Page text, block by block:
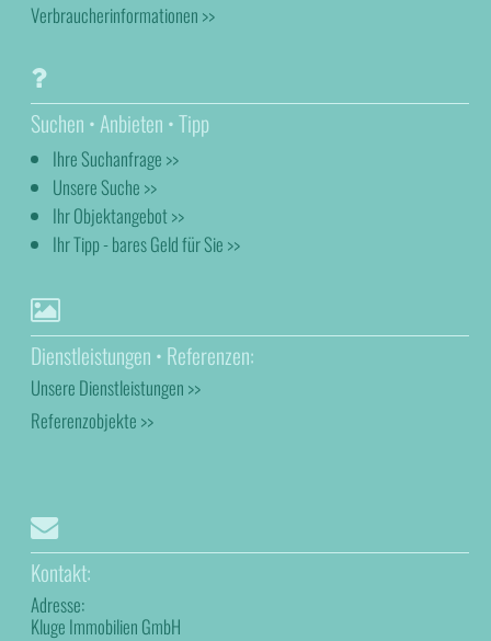
Verbraucherinformationen >>
Suchen • Anbieten • Tipp
Ihre Suchanfrage >>
Unsere Suche >>
Ihr Objektangebot >>
Ihr Tipp - bares Geld für Sie >>
Dienstleistungen • Referenzen:
Unsere Dienstleistungen >>
Referenzobjekte >>
Kontakt:
Adresse:
Kluge Immobilien GmbH